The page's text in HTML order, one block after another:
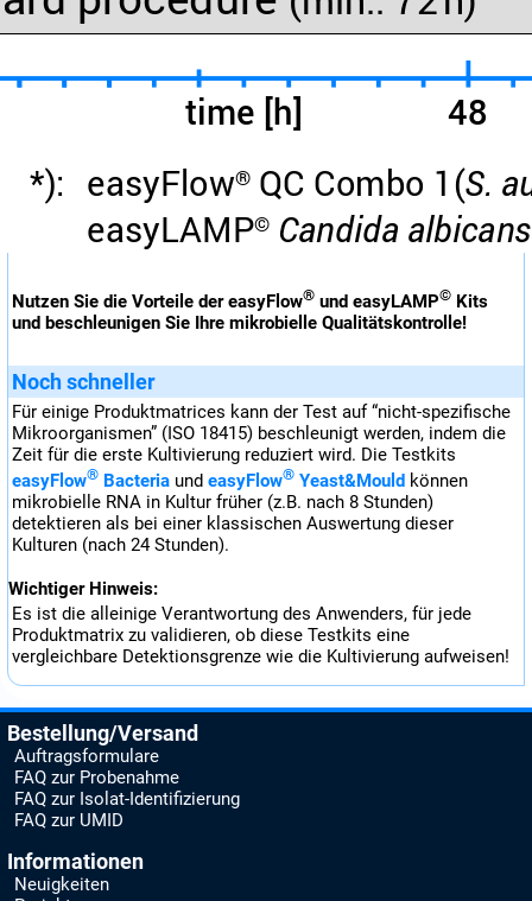
Nutzen Sie die Vorteile der easyFlow® und easyLAMP© Kits
und beschleunigen Sie Ihre mikrobielle Qualitätskontrolle!
Noch schneller
Für einige Produktmatrices kann der Test auf “nicht-spezifische
Mikroorganismen” (ISO 18415) beschleunigt werden, indem die
Zeit für die erste Kultivierung reduziert wird. Die Testkits
easyFlow® Bacteria undeasyFlow® Yeast&Mould können
mikrobielle RNA in Kultur früher (z.B. nach 8 Stunden)
detektieren als bei einer klassischen Auswertung dieser
Kulturen (nach 24 Stunden).
Wichtiger Hinweis:
Es ist die alleinige Verantwortung des Anwenders, für jede
Produktmatrix zu validieren, ob diese Testkits eine
vergleichbare Detektionsgrenze wie die Kultivierung aufweisen!
Bestellung/Versand
Auftragsformulare
FAQ zur Probenahme
FAQ zur Isolat-Identifizierung
FAQ zur UMID
Informationen
Neuigkeiten